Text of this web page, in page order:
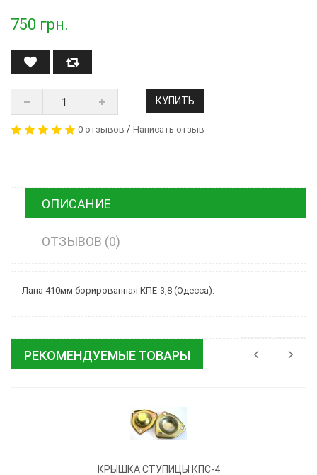
750 грн.
КУПИТЬ
0 отзывов / Написать отзыв
ОПИСАНИЕ
ОТЗЫВОВ (0)
Лапа 410мм борированная КПЕ-3,8 (Одесса).
РЕКОМЕНДУЕМЫЕ ТОВАРЫ
КРЫШКА СТУПИЦЫ КПС-4